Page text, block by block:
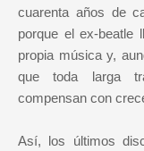
cuarenta años de
porque el ex-beatle
propia música y,
que toda larga
compensan con
Así, los últimos